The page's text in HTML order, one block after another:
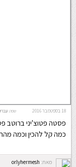
18 בספטמבר 2016 שפה:
פסטה פטוצ'יני ברוטב
כמה קל להכין וכמה
מאת: orlyhermesh